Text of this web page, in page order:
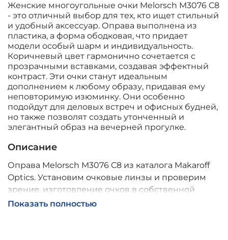
Женские многоугольные очки Melorsch M3076 C8
- это отличный выбор для тех, кто ищет стильный
и удобный аксессуар. Оправа выполнена из
пластика, а форма ободковая, что придает
модели особый шарм и индивидуальность.
Коричневый цвет гармонично сочетается с
прозрачными вставками, создавая эффектный
контраст. Эти очки станут идеальным
дополнением к любому образу, придавая ему
неповторимую изюминку. Они особенно
подойдут для деловых встреч и офисных будней,
но также позволят создать утонченный и
элегантный образ на вечерней прогулке.
Описание
Оправа Melorsch M3076 C8 из каталога Makaroff
Optics. Установим очковые линзы и проверим
зрение, изготовление очков в собственной
мастерской, обычно 2–5 дней, индивидуальные
Показать полностью